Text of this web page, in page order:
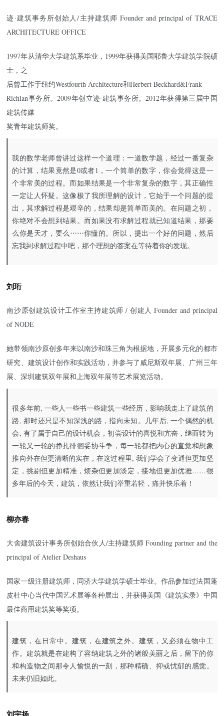
迹·建筑事务所创始人/主持建筑师 Founder and principal of TRACE
ARCHITECTURE OFFICE
1997年从清华大学建筑系毕业，1999年获得美国耶鲁大学建筑学院硕
士，之
后曾工作于纽约Westfourth Architecture和Herbert Beckhard&Frank
Richlan事务所。2009年创立迹·建筑事务所。2012年获得第三届中国
建筑传媒
奖青年建筑师奖。
我的数学老师曾讲过这样一个道理：一道数学题，经过一番复杂
的计算，结果竟然是0或者1，一个简单的数字，你会觉得这是一
个非常美的过程。而如果结果是一个非常复杂的数字，其正确性
一定让人怀疑。这像极了我所理解的设计，它始于一个问题的提
出，其求解过程是艰辛的，结果却是简单而美的。在问题之初，
你绝对不会想到结果。而如果没有求解过程就已知道结果，那要
么你是天才，要么⋯⋯你懂的。所以，提出一个好的问题，然后
忘我到求解过程中吧，那个理想的答案在等待着你的发现。
刘珩
南沙原创建筑设计工作室主持建筑师 / 创建人 Founder and principal
of NODE
她带领南沙原创多年来以南沙和珠三角为根据地，开展多元化的都市
研究、建筑设计创作和实践活动，并参与了威尼斯双年展、广州三年
展、深圳建筑双年展和上海双年展等艺术展览活动。
很多年前, 一些人一些书一些建筑一些经历，影响我走上了建筑的
路, 那时还只是不知深浅的路，指向未知。几年后, 一个偶然的机
会, 有了属于自己的设计机会，初尝设计的喜悦和亢奋，继而转为
一轮又一轮的挣扎徘徊妥协斗争，每一轮都把内心的直觉和想象
推向外在但更清晰的实在，在这过程里, 我们学会了变通但更加坚
定，挑剔但更加精准，烦杂但更加淡定，接地但更加优雅……很
多年后的今天，建筑，依然让我们举重若轻，痛并快乐着！
柳亦春
大舍建筑设计事务所创始合伙人/主持建筑师 Founding partner and the
principal of Atelier Deshaus
国家一级注册建筑师，同济大学建筑学硕士毕业。作品参加过法国蓬
皮杜中心当代中国艺术展等各种展出，并获得美国《建筑实录》中国
最佳商用建筑奖等奖项。
建筑，在日常中。建筑，在建筑之外。建筑，又必须在物中工
作。建筑就是在建构了容纳建筑之外的诸般美丽之后，留下的你
和构造物之间那令人愉悦的一刻，那种精确、抑或忧郁的感觉。
未来仍旧如此。